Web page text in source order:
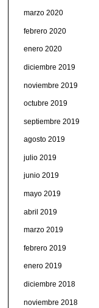
marzo 2020
febrero 2020
enero 2020
diciembre 2019
noviembre 2019
octubre 2019
septiembre 2019
agosto 2019
julio 2019
junio 2019
mayo 2019
abril 2019
marzo 2019
febrero 2019
enero 2019
diciembre 2018
noviembre 2018